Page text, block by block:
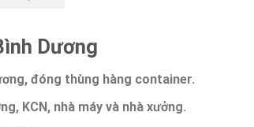
Dương
, đóng thùng hàng container.
KCN, nhà máy và nhà xưởng.